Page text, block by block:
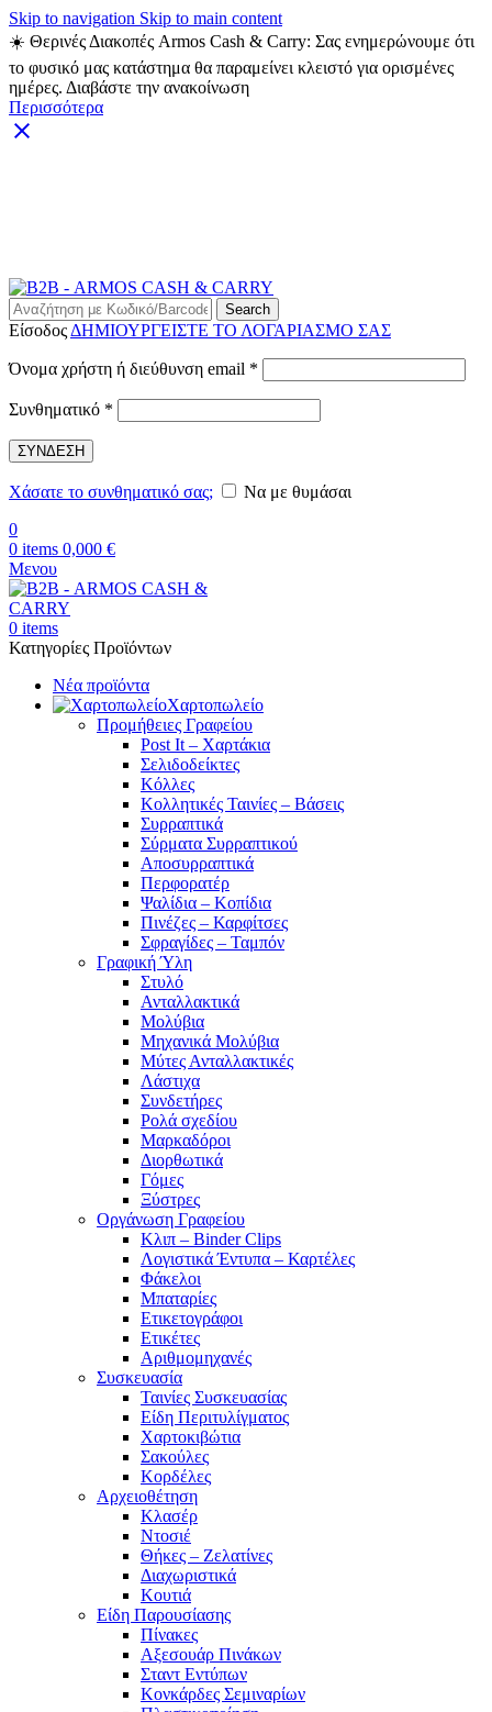
Skip to navigation Skip to main content
☀️ Θερινές Διακοπές Armos Cash & Carry: Σας ενημερώνουμε ότι
το φυσικό μας κατάστημα θα παραμείνει κλειστό για ορισμένες
ημέρες. Διαβάστε την ανακοίνωση
Περισσότερα
Search
Είσοδος ΔΗΜΙΟΥΡΓΕΙΣΤΕ ΤΟ ΛΟΓΑΡΙΑΣΜΟ ΣΑΣ
Όνομα χρήστη ή διεύθυνση email *
Συνθηματικό *
ΣΥΝΔΕΣΗ
Χάσατε το συνθηματικό σας;
Να με θυμάσαι
0
0 items 0,000 €
Μενου
0 items
Κατηγορίες Προϊόντων
Νέα προϊόντα
Χαρτοπωλείο
Προμήθειες Γραφείου
Post It – Χαρτάκια
Σελιδοδείκτες
Κόλλες
Κολλητικές Ταινίες – Βάσεις
Συρραπτικά
Σύρματα Συρραπτικού
Αποσυρραπτικά
Περφορατέρ
Ψαλίδια – Κοπίδια
Πινέζες – Καρφίτσες
Σφραγίδες – Ταμπόν
Γραφική Ύλη
Στυλό
Ανταλλακτικά
Μολύβια
Μηχανικά Μολύβια
Μύτες Ανταλλακτικές
Λάστιχα
Συνδετήρες
Ρολά σχεδίου
Μαρκαδόροι
Διορθωτικά
Γόμες
Ξύστρες
Οργάνωση Γραφείου
Κλιπ – Binder Clips
Λογιστικά Έντυπα – Καρτέλες
Φάκελοι
Μπαταρίες
Ετικετογράφοι
Ετικέτες
Αριθμομηχανές
Συσκευασία
Ταινίες Συσκευασίας
Είδη Περιτυλίγματος
Χαρτοκιβώτια
Σακούλες
Κορδέλες
Αρχειοθέτηση
Κλασέρ
Ντοσιέ
Θήκες – Ζελατίνες
Διαχωριστικά
Κουτιά
Είδη Παρουσίασης
Πίνακες
Αξεσουάρ Πινάκων
Σταντ Εντύπων
Κονκάρδες Σεμιναρίων